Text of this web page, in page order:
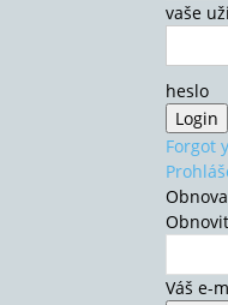
vaše
heslo
Forgot
Váš e-